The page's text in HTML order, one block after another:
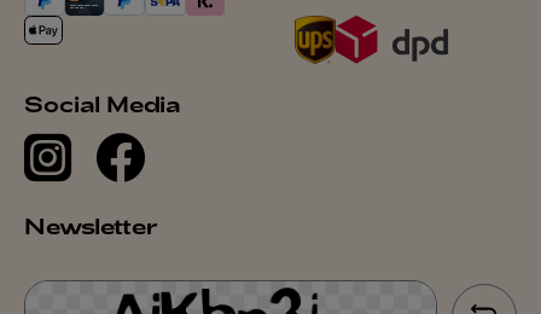
Social Media
Newsletter